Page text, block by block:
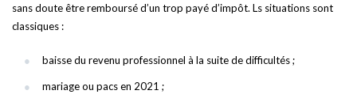
sans doute être remboursé d’un trop payé d’impôt. Ls situations sont
classiques :
baisse du revenu professionnel à la suite de difficultés ;
mariage ou pacs en 2021 ;